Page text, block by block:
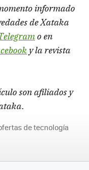
informado
de Xataka
o en
y la revista
son afiliados y
.
de tecnología